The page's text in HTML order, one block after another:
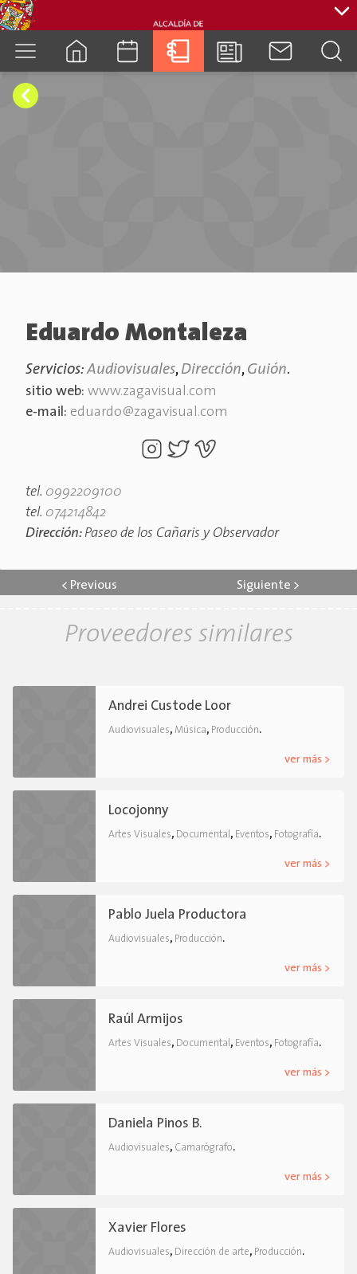
Eduardo Montaleza
Servicios:Audiovisuales, Dirección, Guión.
sitio web: www.zagavisual.com
e-mail: eduardo@zagavisual.com
tel. 0992209100
tel. 074214842
Dirección: Paseo de los Cañaris y Observador
< Previous Siguiente >
Proveedores similares
Andrei Custode Loor
Audiovisuales, Música, Producción.
ver más >
Locojonny
Artes Visuales, Documental , Eventos, Fotografía.
ver más >
Pablo Juela Productora
Audiovisuales, Producción.
ver más >
Raúl Armijos
Artes Visuales, Documental , Eventos, Fotografía.
ver más >
Daniela Pinos B.
Audiovisuales, Camarógrafo.
ver más >
Xavier Flores
Audiovisuales, Dirección de arte, Producción.